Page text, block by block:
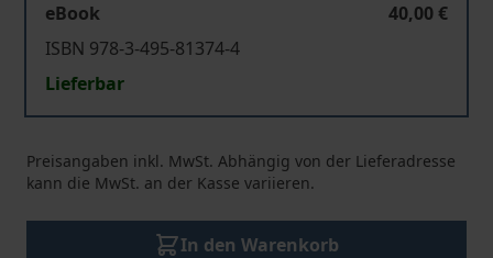
eBook
40,00 €
ISBN 978-3-495-81374-4
Lieferbar
Preisangaben inkl. MwSt. Abhängig von der Lieferadresse
kann die MwSt. an der Kasse variieren.
In den Warenkorb